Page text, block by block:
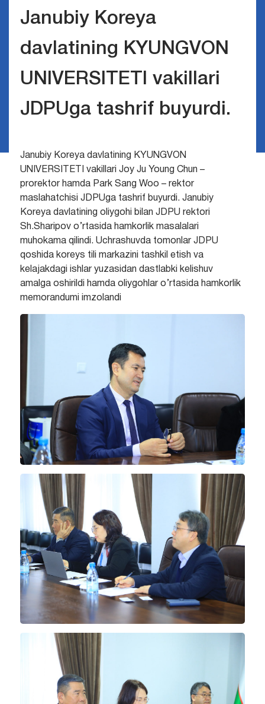
Janubiy Koreya
davlatining KYUNGVON
UNIVERSITETI vakillari
JDPUga tashrif buyurdi.
Janubiy Koreya davlatining KYUNGVON
UNIVERSITETI vakillari Joy Ju Young Chun –
prorektor hamda Park Sang Woo – rektor
maslahatchisi JDPUga tashrif buyurdi. Janubiy
Koreya davlatining oliygohi bilan JDPU rektori
Sh.Sharipov o’rtasida hamkorlik masalalari
muhokama qilindi. Uchrashuvda tomonlar JDPU
qoshida koreys tili markazini tashkil etish va
kelajakdagi ishlar yuzasidan dastlabki kelishuv
amalga oshirildi hamda oliygohlar o’rtasida hamkorlik
memorandumi imzolandi